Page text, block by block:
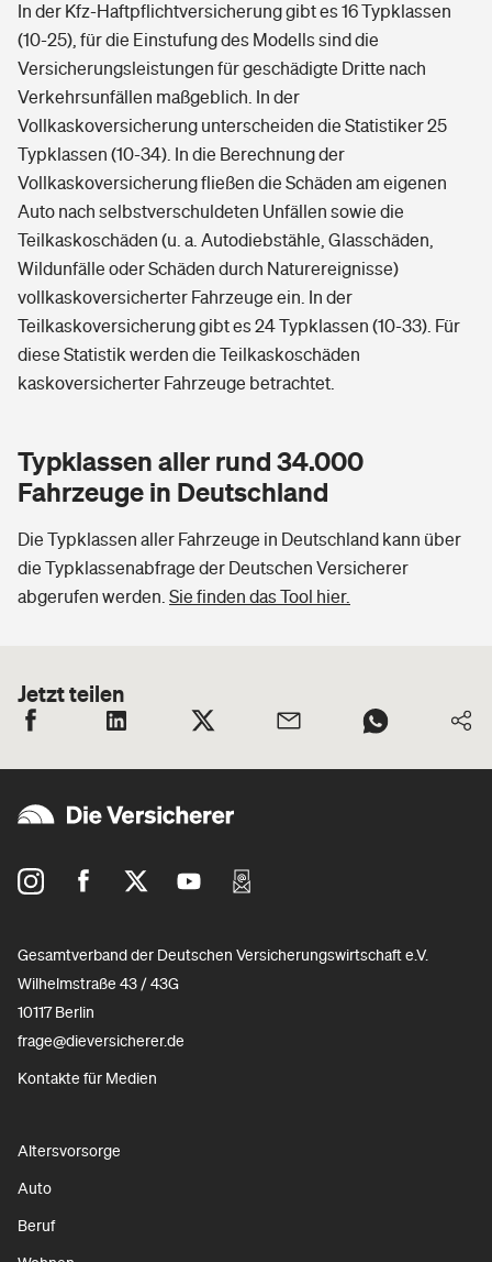
In der Kfz-Haftpflichtversicherung gibt es 16 Typklassen
(10-25), für die Einstufung des Modells sind die
Versicherungsleistungen für geschädigte Dritte nach
Verkehrsunfällen maßgeblich. In der
Vollkaskoversicherung unterscheiden die Statistiker 25
Typklassen (10-34). In die Berechnung der
Vollkaskoversicherung fließen die Schäden am eigenen
Auto nach selbstverschuldeten Unfällen sowie die
Teilkaskoschäden (u. a. Autodiebstähle, Glasschäden,
Wildunfälle oder Schäden durch Naturereignisse)
vollkaskoversicherter Fahrzeuge ein. In der
Teilkaskoversicherung gibt es 24 Typklassen (10-33). Für
diese Statistik werden die Teilkaskoschäden
kaskoversicherter Fahrzeuge betrachtet.
Typklassen aller rund 34.000
Fahrzeuge in Deutschland
Die Typklassen aller Fahrzeuge in Deutschland kann über
die Typklassenabfrage der Deutschen Versicherer
abgerufen werden. Sie finden das Tool hier.
Jetzt teilen
Gesamtverband der Deutschen Versicherungswirtschaft e.V.
Wilhelmstraße 43 / 43G
10117 Berlin
frage@dieversicherer.de
Kontakte für Medien
Altersvorsorge
Auto
Beruf